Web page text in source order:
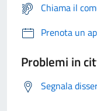
Chiama il
Prenota un
Problemi in
Segnala